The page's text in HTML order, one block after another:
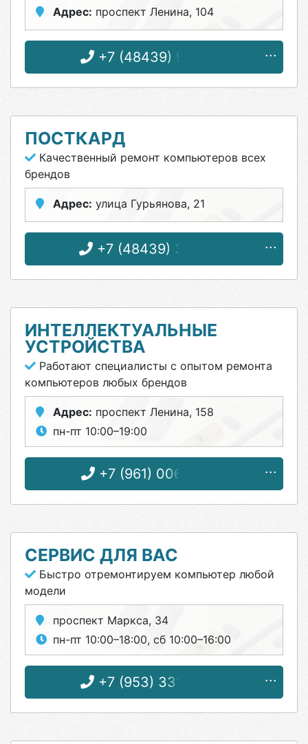
Адрес: проспект Ленина, 104
+7 (48439) 9-09-12
ПОСТКАРД
Качественный ремонт компьютеров всех
брендов
Адрес: улица Гурьянова, 21
+7 (48439) 3-64-86
ИНТЕЛЛЕКТУАЛЬНЫЕ
УСТРОЙСТВА
Работают специалисты с опытом ремонта
компьютеров любых брендов
Адрес: проспект Ленина, 158
пн-пт 10:00–19:00
+7 (961) 006-59-59
СЕРВИС ДЛЯ ВАС
Быстро отремонтируем компьютер любой
модели
проспект Маркса, 34
пн-пт 10:00–18:00, сб 10:00–16:00
+7 (953) 331-88-82